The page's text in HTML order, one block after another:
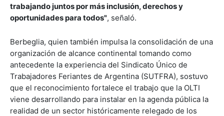
trabajando juntos por más inclusión, derechos y
oportunidades para todos", señaló.
Berbeglia, quien también impulsa la consolidación de una
organización de alcance continental tomando como
antecedente la experiencia del Sindicato Único de
Trabajadores Feriantes de Argentina (SUTFRA), sostuvo
que el reconocimiento fortalece el trabajo que la OLTI
viene desarrollando para instalar en la agenda pública la
realidad de un sector históricamente relegado de los